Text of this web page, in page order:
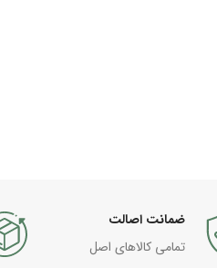
ضمانت اصالت
تمامی کالاهای اصل